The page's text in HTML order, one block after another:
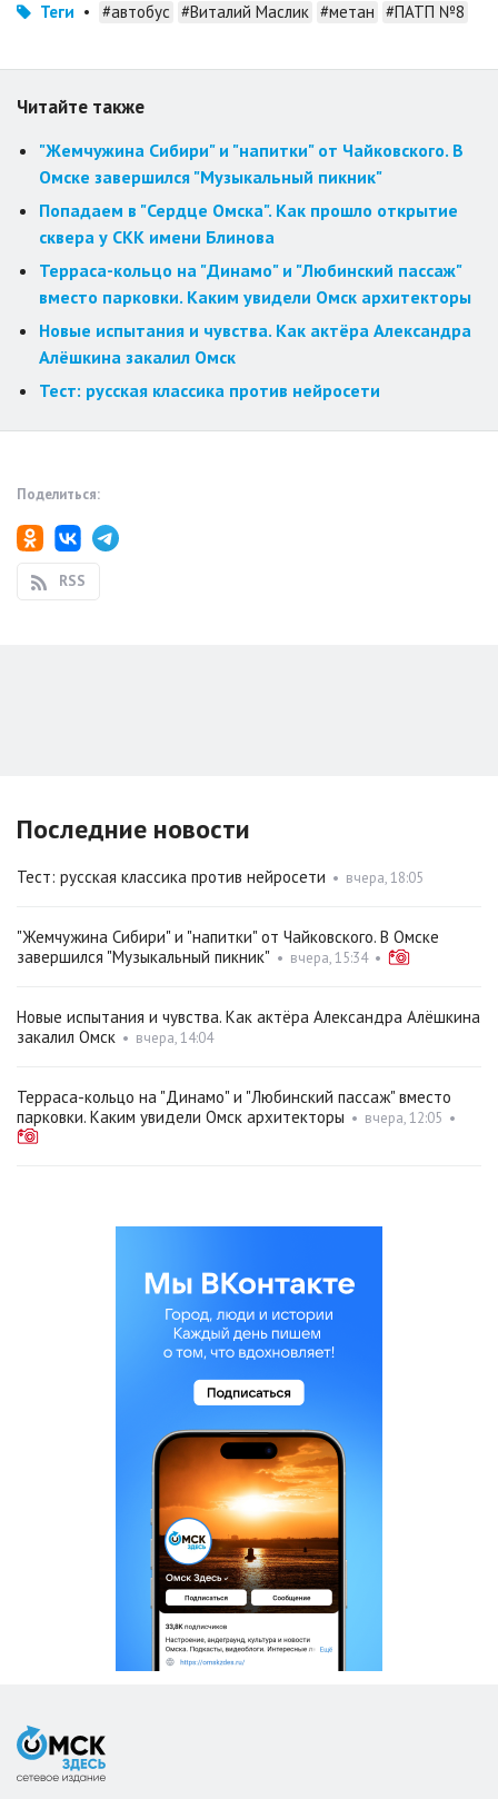
Теги • #автобус #Виталий Маслик #метан #ПАТП №8
Читайте также
"Жемчужина Сибири" и "напитки" от Чайковского. В
Омске завершился "Музыкальный пикник"
Попадаем в "Сердце Омска". Как прошло открытие
сквера у СКК имени Блинова
Терраса-кольцо на "Динамо" и "Любинский пассаж"
вместо парковки. Каким увидели Омск архитекторы
Новые испытания и чувства. Как актёра Александра
Алёшкина закалил Омск
Тест: русская классика против нейросети
Поделиться:
RSS
Последние новости
Тест: русская классика против нейросети • вчера, 18:05
"Жемчужина Сибири" и "напитки" от Чайковского. В Омске
завершился "Музыкальный пикник" • вчера, 15:34•
Новые испытания и чувства. Как актёра Александра Алёшкина
закалил Омск • вчера, 14:04
Терраса-кольцо на "Динамо" и "Любинский пассаж" вместо
парковки. Каким увидели Омск архитекторы • вчера, 12:05 •